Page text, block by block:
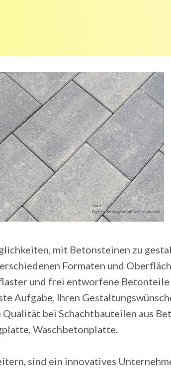
mit Betonsteinen zu
Formaten und
und frei entworfene Betonteile
Aufgabe, Ihren
Qualität bei Schachtbauteilen aus
Waschbetonplatte.
sind ein innovatives